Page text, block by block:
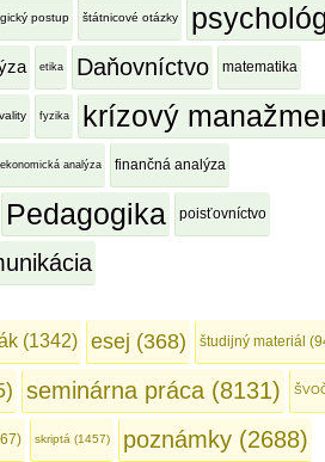
postup štátnicové otázky
etika Daňovníctvo matematika
fyzika krízový
analýza finančná analýza
Pedagogika poisťovníctvo
(1342) esej (368) študijný materiál
seminárna práca (8131)
skriptá (1457)
poznámky (2688)